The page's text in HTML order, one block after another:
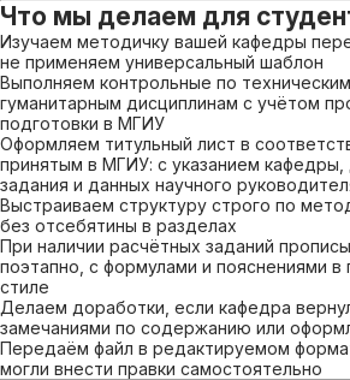
Что мы делаем для
Изучаем методичку вашей кафедры
не применяем универсальный шаблон
Выполняем контрольные по
гуманитарным дисциплинам с учётом
подготовки в МГИУ
Оформляем титульный лист в
принятым в МГИУ: с указанием кафедры,
задания и данных научного
Выстраиваем структуру строго по
без отсебятины в разделах
При наличии расчётных заданий
поэтапно, с формулами и пояснениями в
стиле
Делаем доработки, если кафедра
замечаниями по содержанию или
Передаём файл в редактируемом
могли внести правки самостоятельно